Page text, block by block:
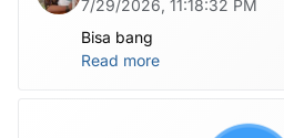
7/29/2026, 11:18:32 PM
Bisa bang
Read more